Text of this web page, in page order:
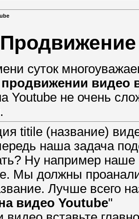
Продвижение
суток
продвижении видео
Youtube не очень
titile (название)
наша задача
Ну например
Мы должны
Лучше всего
видео Youtube"